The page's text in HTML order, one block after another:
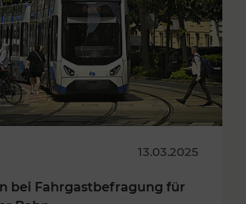
13.03.2025
bei Fahrgastbefragung für